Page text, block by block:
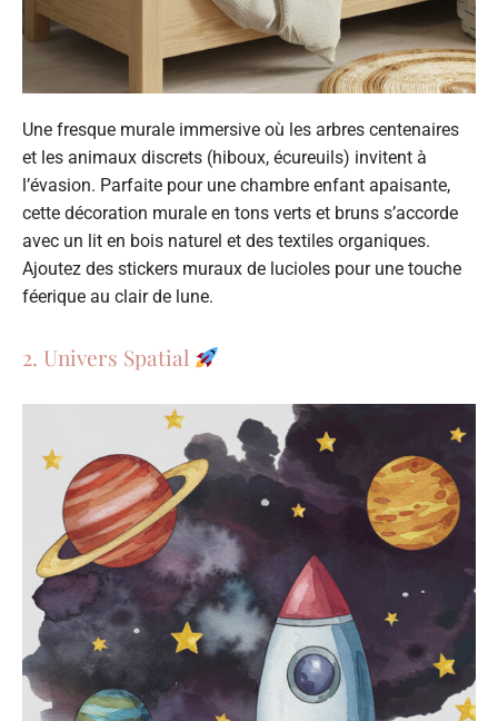
Une fresque murale immersive où les arbres centenaires
et les animaux discrets (hiboux, écureuils) invitent à
l’évasion. Parfaite pour une chambre enfant apaisante,
cette décoration murale en tons verts et bruns s’accorde
avec un lit en bois naturel et des textiles organiques.
Ajoutez des stickers muraux de lucioles pour une touche
féerique au clair de lune.
2. Univers Spatial